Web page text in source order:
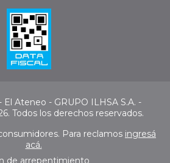
Ateneo - GRUPO ILHSA S.A. -
Todos los derechos reservados.
Para reclamos ingresá
acá.
de arrepentimiento